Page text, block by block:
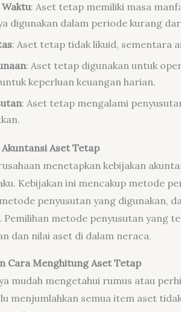
Waktu: Aset tetap memiliki masa
digunakan dalam periode kurang
: Aset tetap tidak likuid, sementara
: Aset tetap digunakan untuk
keperluan keuangan harian.
: Aset tetap mengalami
Aset Tetap
menetapkan kebijakan
Kebijakan ini mencakup metode
penyusutan yang digunakan,
Pemilihan metode penyusutan yang
dan nilai aset di dalam neraca.
Cara MenghitungAset Tetap
mudah mengetahui rumus atau
menjumlahkan semua item aset